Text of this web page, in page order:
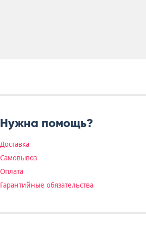
Нужна помощь?
Доставка
Самовывоз
Оплата
Гарантийные обязательства